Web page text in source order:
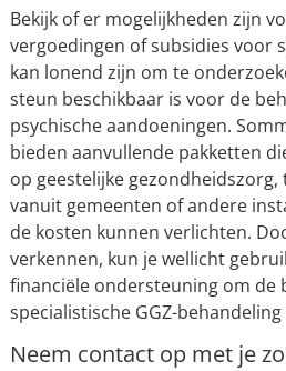
Bekijk of er mogelijkheden zijn
vergoedingen of subsidies voor
kan lonend zijn om te
steun beschikbaar is voor de
psychische aandoeningen.
bieden aanvullende pakketten
op geestelijke
vanuit gemeenten of andere
de kosten kunnen verlichten.
verkennen, kun je wellicht
financiële ondersteuning om de
specialistische GGZ-
Neem contact op met je